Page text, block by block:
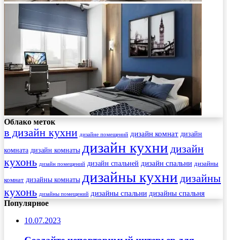
Облако меток
в дизайн кухни дизайне помещений дизайн комнат дизайн
комната дизайн комнаты дизайн кухни дизайн
кухонь дизайн помещений дизайн спальней дизайн спальни дизайны
комнат дизайны комнаты дизайны кухни дизайны
кухонь дизайны помещений дизайны спальни дизайны спальня
Популярное
10.07.2023